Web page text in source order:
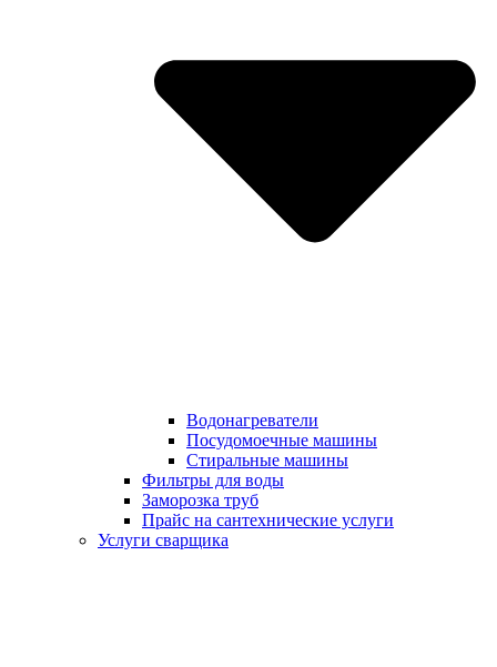
Водонагреватели
Посудомоечные машины
Стиральные машины
Фильтры для воды
Заморозка труб
Прайс на сантехнические услуги
Услуги сварщика